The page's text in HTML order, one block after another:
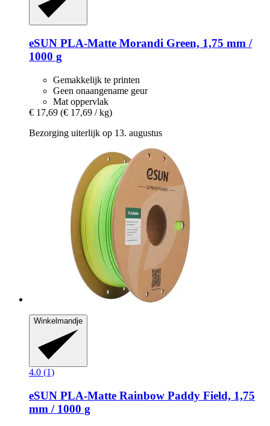
eSUN PLA-​Matte Morandi Green, 1,75 mm /
1000 g
Gemakkelijk te printen
Geen onaangename geur
Mat oppervlak
€ 17,69 (€ 17,69 / kg)
Bezorging uiterlijk op 13. augustus
Winkelmandje
4.0 (1)
eSUN PLA-​Matte Rainbow Paddy Field, 1,75
mm / 1000 g